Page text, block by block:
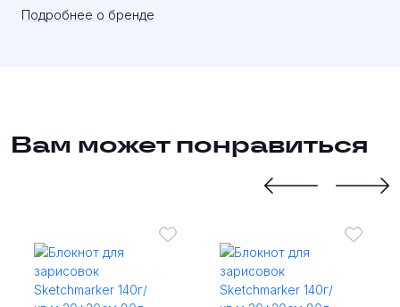
Подробнее о бренде
Вам может понравиться